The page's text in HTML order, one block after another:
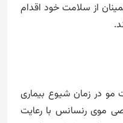
از سلامت خود اقدام
مو در زمان شیوع بیماری
موی رنسانس با رعایت